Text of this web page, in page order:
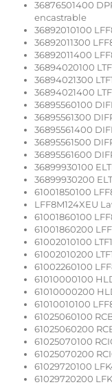
36876501400
encastrable
36892010100
36892011300
36892011400
36894020100
36894021300
36894021400
36895560100
36895561300
36895561400
36895561500
36895561600
36899930100
36899930200
61001850100
LFF8M124XEU
61001860100
61001860200
61002010100
61002010200
61002260100
61010000100
61010000200
61010010100
61025060100
61025060200
61025070100
61025070200
61029720100
61029720200